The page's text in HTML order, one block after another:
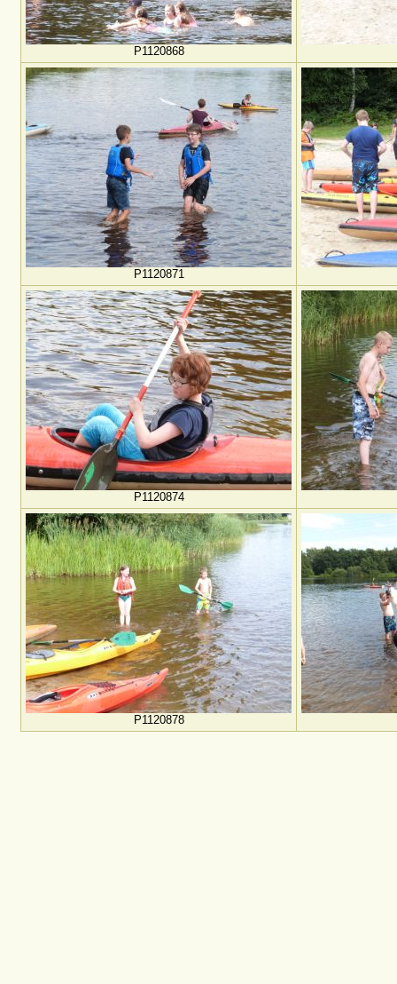
P1120868
P1120871
P1120874
P1120878